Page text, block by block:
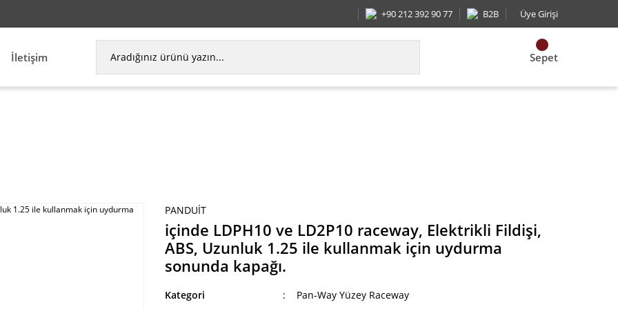
+90 212 392 90 77 B2B Üye Girişi
İletişim Sepet
PANDUIT
içinde LDPH10 ve LD2P10 raceway, Elektrikli Fildişi,
ABS, Uzunluk 1.25 ile kullanmak için uydurma
sonunda kapağı.
Kategori
Pan-Way Yüzey Raceway